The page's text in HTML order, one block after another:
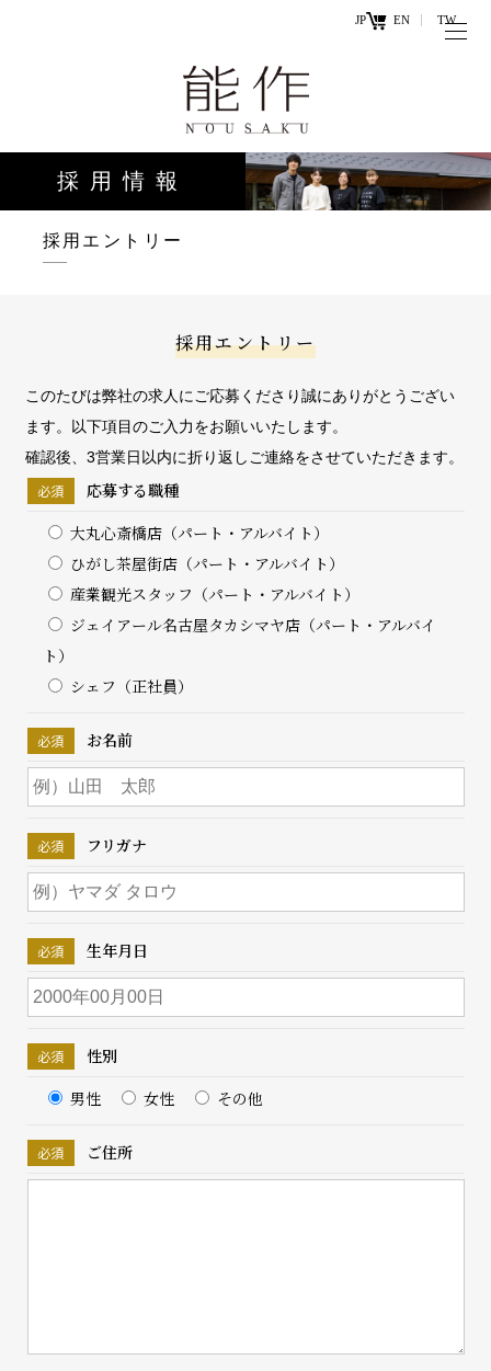
JP EN TW
ー
ワ
ー
ド
オンラ
インシ
能作の歴史
と技
商品情報
工場見学・
ェ
お知らせ
結婚10周年
の錫婚式
観光×宿泊プ
ラン
り組み
採用情報
採用エントリー
採用エントリー
このたびは弊社の求人にご応募くださり誠にありがとうござい
ます。以下項目のご入力をお願いいたします。
確認後、3営業日以内に折り返しご連絡をさせていただきます。
応募する職種
大丸心斎橋店（パート・アルバイト）
ひがし茶屋街店（パート・アルバイト）
産業観光スタッフ（パート・アルバイト）
ジェイアール名古屋タカシマヤ店（パート・アルバイ
ト）
シェフ（正社員）
お名前
フリガナ
生年月日
性別
男性
女性 その他
ご住所